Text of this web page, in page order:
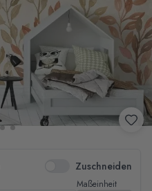
Zuschneiden
Maßeinheit